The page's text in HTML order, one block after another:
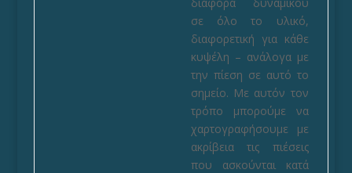
σε όλο το υλικό,
διαφορετική για κάθε
κυψέλη – ανάλογα με
την πίεση σε αυτό το
σημείο. Με αυτόν τον
τρόπο μπορούμε να
χαρτογραφήσουμε με
ακρίβεια τις πιέσεις
που ασκούνται κατά